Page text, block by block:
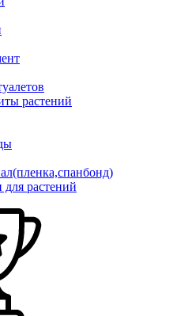
растений
растений